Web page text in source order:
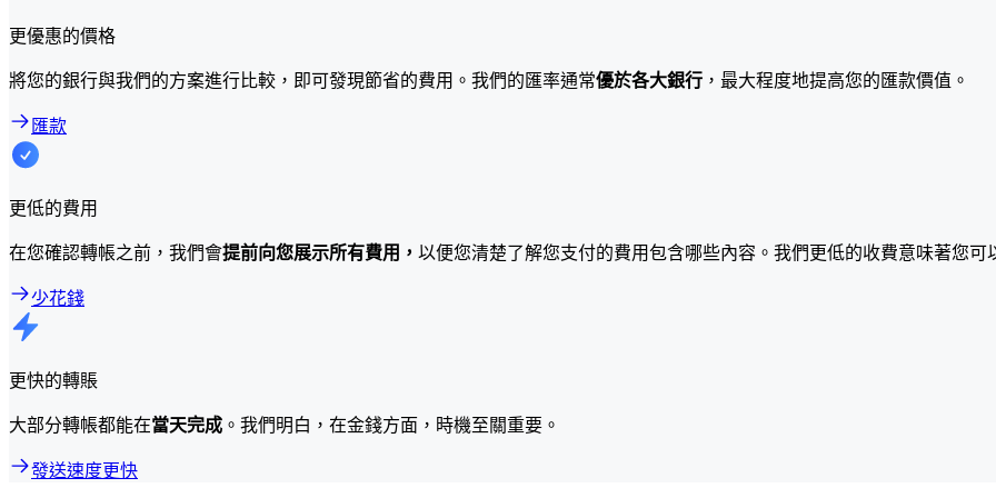
更優惠的價格
將您的銀行與我們的方案進行比較，即可發現節省的費用。我們的匯率通常優於各大銀行 ，最大程度地提高您的匯款價值。
匯款
更低的費用
在您確認轉帳之前，我們會提前向您展示所有費用， 以便您清楚了解您支付的費用包含哪些內容。我們更低的收費意味著您可
少花錢
更快的轉賬
大部分轉帳都能在當天完成 。我們明白，在金錢方面，時機至關重要。
發送速度更快